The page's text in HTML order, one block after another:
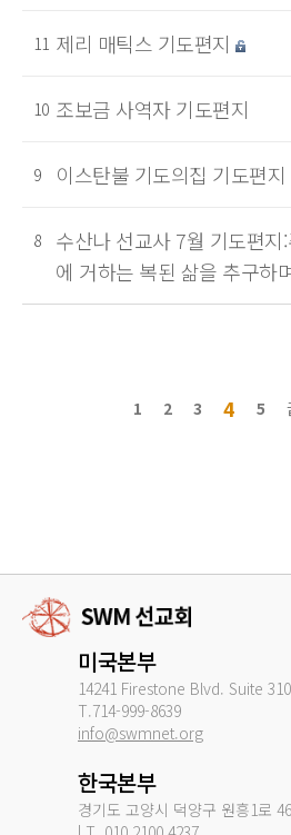
11 제리 매틱스 기도편지
10 조보금 사역자 기도편지
9 이스탄불 기도의집 기도편지
8
수산나 선교사 7월 기도편지
에 거하는 복된 삶을 추구하
1 2 3 4 5
미국본부
14241 Firestone Blvd. Suite
T.714-999-8639
info@swmnet.org
한국본부
경기도 고양시 덕양구 원흥1로